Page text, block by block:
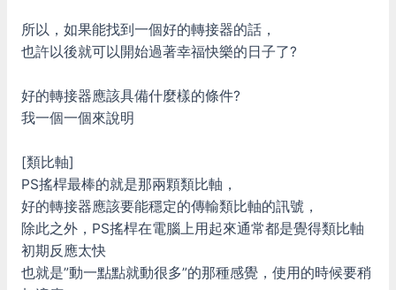
所以，如果能找到一個好的轉接器的話，
也許以後就可以開始過著幸福快樂的日子了?
好的轉接器應該具備什麼樣的條件?
我一個一個來說明
[類比軸]
PS搖桿最棒的就是那兩顆類比軸，
好的轉接器應該要能穩定的傳輸類比軸的訊號，
除此之外，PS搖桿在電腦上用起來通常都是覺得類比軸
初期反應太快
也就是”動一點點就動很多”的那種感覺，使用的時候要稍